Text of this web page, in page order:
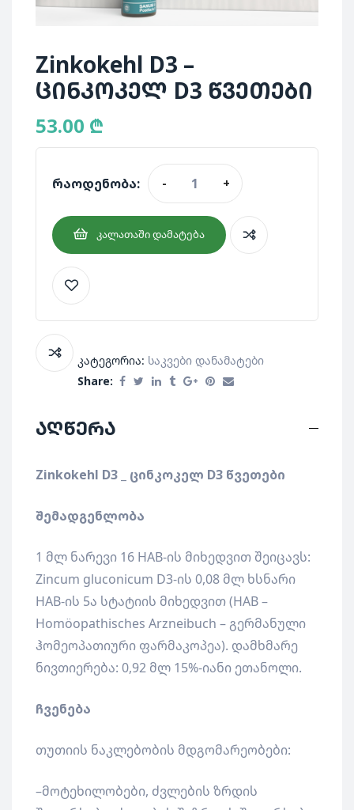
Zinkokehl D3 –
ცინკოკელ D3 წვეთები
53.00 ₾
რაოდენობა: - +
ᲙᲐᲚᲐᲗᲐᲨᲘ ᲓᲐᲛᲐᲢᲔᲑᲐ
კატეგორია: Საკვები Დანამატები
Share:
აღწერა
Zinkokehl D3 _ ცინკოკელ D3 წვეთები
შემადგენლობა
1 მლ ნარევი 16 HAB-ის მიხედვით შეიცავს:
Zincum gluconicum D3-ის 0,08 მლ ხსნარი
HAB-ის 5ა სტატიის მიხედვით (HAB –
Homöopathisches Arzneibuch – გერმანული
ჰომეოპათიური ფარმაკოპეა). დამხმარე
ნივთიერება: 0,92 მლ 15%-იანი ეთანოლი.
ჩვენება
თუთიის ნაკლებობის მდგომარეობები:
–მოტეხილობები, ძვლების ზრდის